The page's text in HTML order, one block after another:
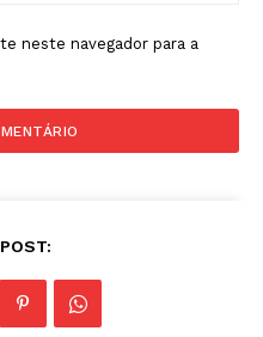
neste navegador para a